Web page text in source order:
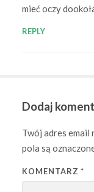
mieć oczy
REPLY
Dodaj
Twój adres email
pola są
KOMENTARZ *